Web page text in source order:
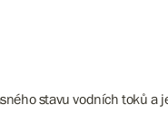
stavu vodních toků a